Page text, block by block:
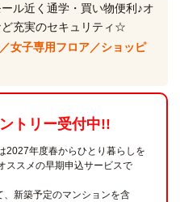
ル近く通学・買い物便利♪オ
充実のセキュリティ☆
女子専用フロア／ショッピ
トリー受付中!!
2027年度春からひとり暮らしを
ススメの早期申込サービスで
新築予定のマンションを含